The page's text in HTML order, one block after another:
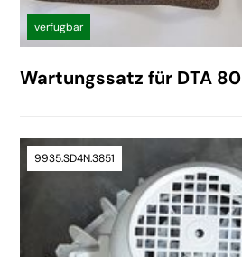
verfügbar
Wartungssatz für DTA 80
9935.SD4N.3851